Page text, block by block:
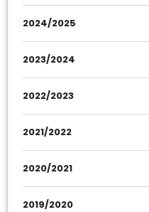
2024/2025
2023/2024
2022/2023
2021/2022
2020/2021
2019/2020